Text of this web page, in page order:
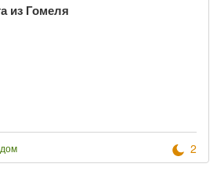
из Гомеля
2